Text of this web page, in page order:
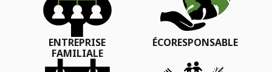
ENTREPRISE
FAMILIALE
ÉCORESPONSABLE